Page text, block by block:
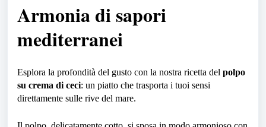
Armonia di sapori
mediterranei
Esplora la profondità del gusto con la nostra ricetta del polpo
su crema di ceci: un piatto che trasporta i tuoi sensi
direttamente sulle rive del mare.